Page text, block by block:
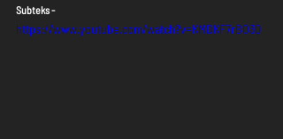
Subteks -
https://www.youtube.com/watch?v=KMDKF7rBO3Q